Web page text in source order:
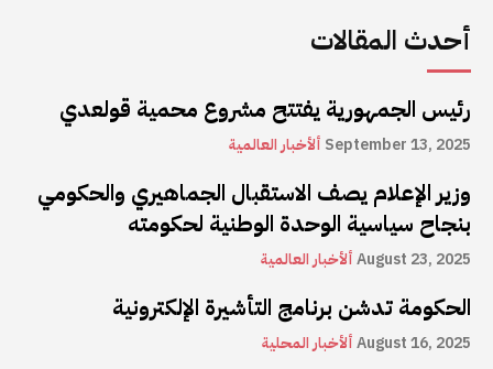
أحدث المقالات
رئيس الجمهورية يفتتح مشروع محمية قولعدي
ألأخبار العالمية September 13, 2025
وزير الإعلام يصف الاستقبال الجماهيري والحكومي
بنجاح سياسية الوحدة الوطنية لحكومته
ألأخبار العالميةAugust 23, 2025
الحكومة تدشن برنامج التأشيرة الإلكترونية
ألأخبار المحليةAugust 16, 2025